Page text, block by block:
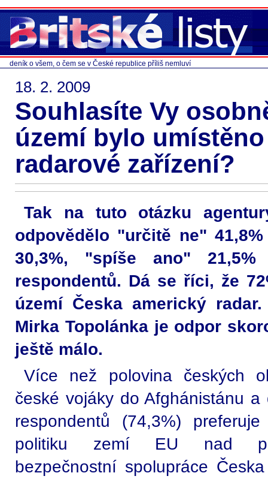
deník o všem, o čem se v České republice příliš nemluví
18. 2. 2009
Souhlasíte Vy
území bylo
radarové zařízení?
Tak na tuto otázku
odpovědělo "určitě ne"
30,3%, "spíše ano"
respondentů. Dá se říci, že
území Česka americký
Mirka Topolánka je odpor
ještě málo.
Více než polovina českých
české vojáky do Afghánistánu
respondentů (74,3%)
politiku zemí EU nad
bezpečnostní spolupráce